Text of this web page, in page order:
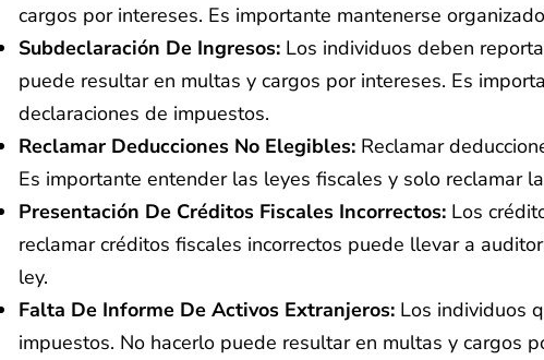
cargos por intereses. Es importante mantenerse
Subdeclaración De Ingresos: Los individuos deben
puede resultar en multas y cargos por intereses. Es
declaraciones de impuestos.
Reclamar Deducciones No Elegibles: Reclamar
Es importante entender las leyes fiscales y solo reclamar
Presentación De Créditos Fiscales Incorrectos: Los
reclamar créditos fiscales incorrectos puede llevar a
ley.
Falta De Informe De Activos Extranjeros: Los individuos
impuestos. No hacerlo puede resultar en multas y cargos